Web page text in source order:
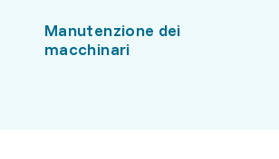
Manutenzione dei
macchinari